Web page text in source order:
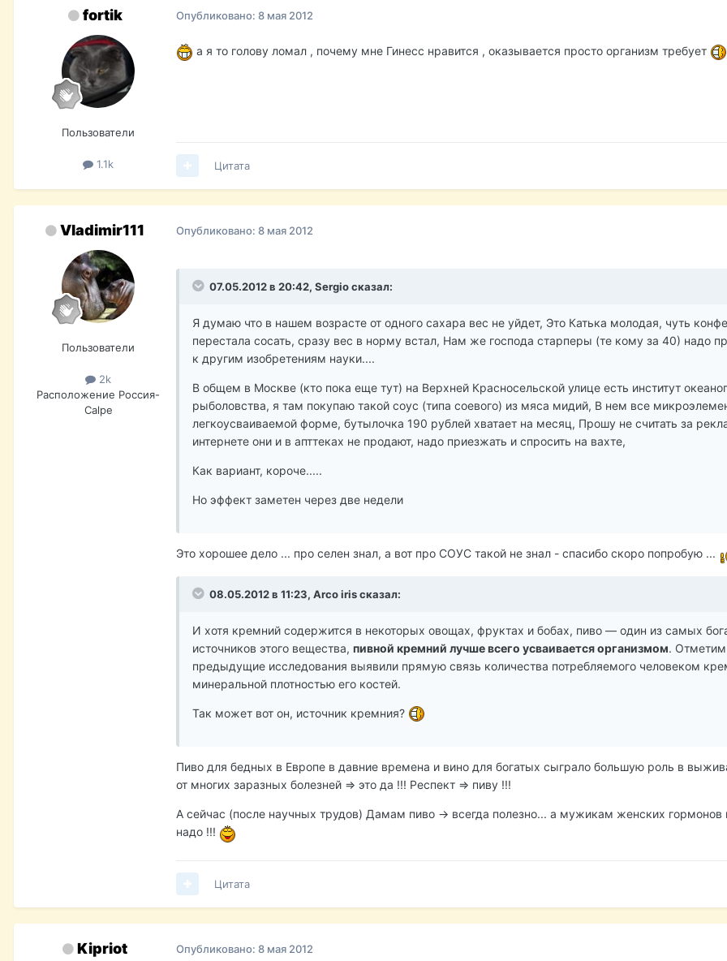
fortik
Пользователи
1.1k
Опубликовано: 8 мая 2012
а я то голову ломал , почему мне Гинесс нравится , оказывается просто организм требует
Цитата
Vladimir111
Пользователи
2k
Расположение Россия-
Calpe
Опубликовано: 8 мая 2012
07.05.2012 в 20:42, Sergio сказал:
Я думаю что в нашем возрасте от одного сахара вес не уйдет, Это Катька молодая, чуть
перестала сосать, сразу вес в норму встал, Нам же господа старперы (те кому за 40) надо
к другим изобретениям науки....
В общем в Москве (кто пока еще тут) на Верхней Красносельской улице есть институт
рыболовства, я там покупаю такой соус (типа соевого) из мяса мидий, В нем все
легкоусваиваемой форме, бутылочка 190 рублей хватает на месяц, Прошу не считать за
интернете они и в апттеках не продают, надо приезжать и спросить на вахте,
Как вариант, короче.....
Но эффект заметен через две недели
Это хорошее дело ... про селен знал, а вот про СОУС такой не знал - спасибо скоро попробую ...
08.05.2012 в 11:23, Arco iris сказал:
И хотя кремний содержится в некоторых овощах, фруктах и бобах, пиво — один из самых
источников этого вещества, пивной кремний лучше всего усваивается организмом.
предыдущие исследования выявили прямую связь количества потребляемого человеком
минеральной плотностью его костей.
Так может вот он, источник кремния?
Пиво для бедных в Европе в давние времена и вино для богатых сыграло большую роль в
от многих заразных болезней => это да !!! Респект => пиву !!!
А сейчас (после научных трудов) Дамам пиво -> всегда полезно... а мужикам женских гормонов
надо !!!
Цитата
Kipriot Опубликовано: 8 мая 2012